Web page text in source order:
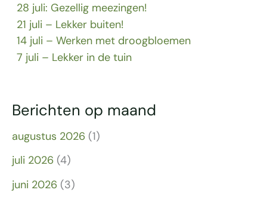
28 juli: Gezellig meezingen!
21 juli – Lekker buiten!
14 juli – Werken met droogbloemen
7 juli – Lekker in de tuin
Berichten op maand
augustus 2026 (1)
juli 2026 (4)
juni 2026 (3)